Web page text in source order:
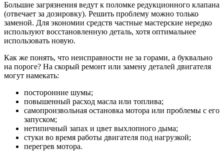
Большие загрязнения ведут к поломке редукционного клапана
(отвечает за дозировку). Решить проблему можно только
заменой. Для экономии средств частные мастерские нередко
используют восстановленную деталь, хотя оптимальнее
использовать новую.
Как же понять, что неисправности не за горами, а буквально
на пороге? На скорый ремонт или замену деталей двигателя
могут намекать:
посторонние шумы;
повышенный расход масла или топлива;
самопроизвольная остановка мотора или проблемы с его
запуском;
нетипичный запах и цвет выхлопного дыма;
стуки во время работы двигателя под нагрузкой;
перегрев мотора.